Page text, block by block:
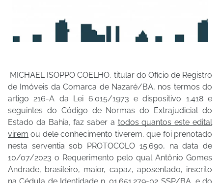
MICHAEL ISOPPO COELHO, titular do Ofício de Registro
de Imóveis da Comarca de Nazaré/BA, nos termos do
artigo 216-A da Lei 6.015/1973 e dispositivo 1.418 e
seguintes do Código de Normas do Extrajudicial do
Estado da Bahia, faz saber a todos quantos este edital
virem ou dele conhecimento tiverem, que foi prenotado
nesta serventia sob PROTOCOLO 15.690, na data de
10/07/2023 o Requerimento pelo qual Antônio Gomes
Andrade, brasileiro, maior, capaz, aposentado, inscrito
na Cédula de Identidade n. 01.651.279-02 SSP/BA, e do